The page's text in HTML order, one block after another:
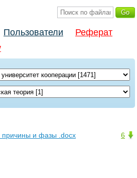
Пользователи
Реферат
6
и фазы .docx